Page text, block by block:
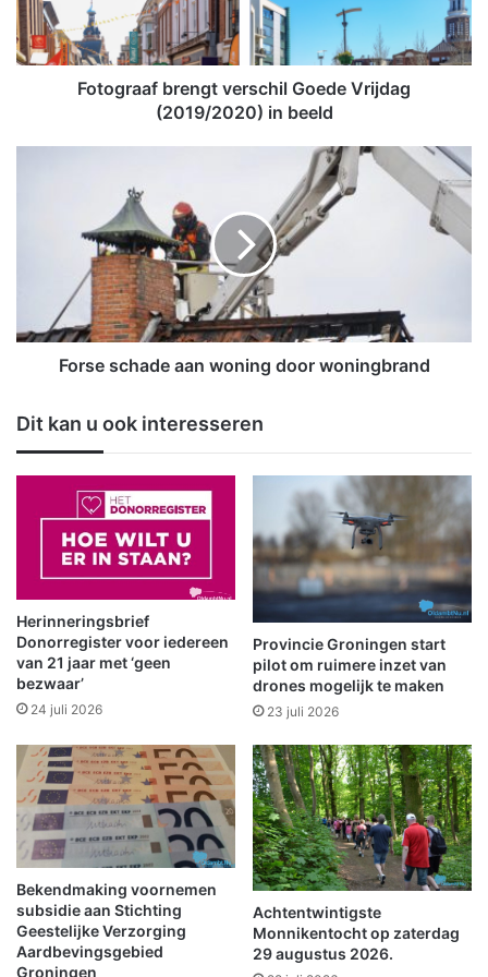
a
a
f
h
o
e
d
d
a
g
(
2
1
9
/
2
0
2
0
)
i
n
Fotograaf brengt verschil Goede Vrijdag
(2019/2020) in beeld
a
a
n
w
d
o
o
r
w
i
n
g
b
r
a
n
d
Forse schade aan woning door woningbrand
Dit kan u ook interesseren
Herinneringsbrief
Donorregister voor iedereen
van 21 jaar met ‘geen
bezwaar’
24 juli 2026
Provincie Groningen start
pilot om ruimere inzet van
drones mogelijk te maken
23 juli 2026
Bekendmaking voornemen
subsidie aan Stichting
Geestelijke Verzorging
Aardbevingsgebied
Groningen
Achtentwintigste
Monnikentocht op zaterdag
29 augustus 2026.